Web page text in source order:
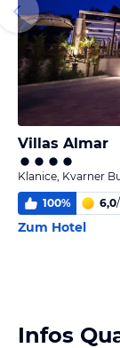
Villas Almar
Klanice, Kvarner
100% 6,0/
Zum Hotel
Infos